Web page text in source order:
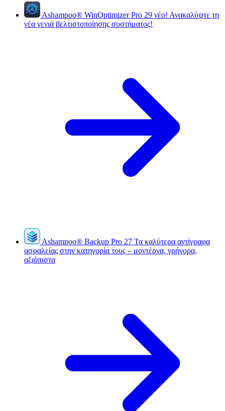
Ashampoo® WinOptimizer Pro 29 νέο! Ανακαλύψτε τη
νέα γενιά βελτιστοποίησης συστήματος!
Ashampoo® Backup Pro 27 Τα καλύτερα αντίγραφα
ασφαλείας στην κατηγορία τους – μοντέρνα, γρήγορα,
αξιόπιστα